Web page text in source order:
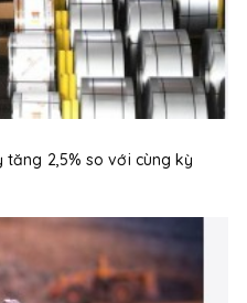
2,5% so với cùng kỳ